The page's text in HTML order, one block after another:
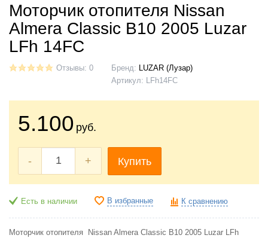
Моторчик отопителя Nissan
Almera Classic B10 2005 Luzar
LFh 14FC
Отзывы: 0 Бренд: LUZAR (Лузар)
Артикул: LFh14FC
5.100 руб.
- + Купить
Есть в наличии В избранные К сравнению
Моторчик отопителя Nissan Almera Classic B10 2005 Luzar LFh